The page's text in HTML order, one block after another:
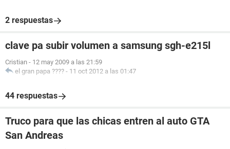
2 respuestas
clave pa subir volumen a samsung sgh-e215l
Cristian - 12 may 2009 a las 21:59
el gran papa ???? - 11 oct 2012 a las 01:47
44 respuestas
Truco para que las chicas entren al auto GTA
San Andreas